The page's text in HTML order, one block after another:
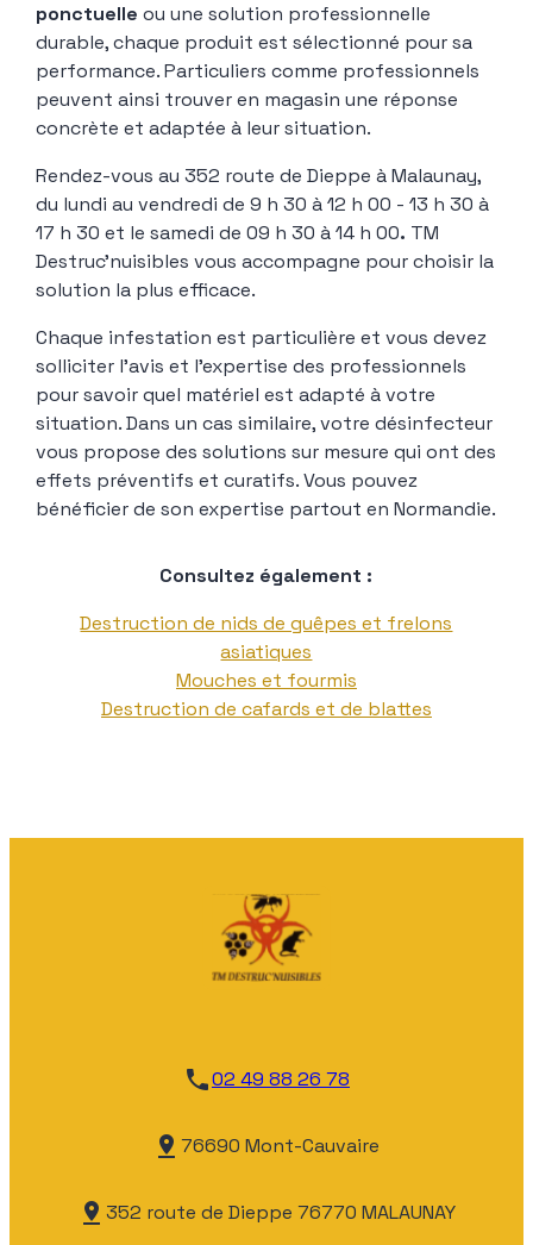
ponctuelle ou une solution professionnelle
durable, chaque produit est sélectionné pour sa
performance. Particuliers comme professionnels
peuvent ainsi trouver en magasin une réponse
concrète et adaptée à leur situation.
Rendez-vous au 352 route de Dieppe à Malaunay,
du lundi au vendredi de 9 h 30 à 12 h 00 - 13 h 30 à
17 h 30 et le samedi de 09 h 30 à 14 h 00. TM
Destruc’nuisibles vous accompagne pour choisir la
solution la plus efficace.
Chaque infestation est particulière et vous devez
solliciter l’avis et l’expertise des professionnels
pour savoir quel matériel est adapté à votre
situation. Dans un cas similaire, votre désinfecteur
vous propose des solutions sur mesure qui ont des
effets préventifs et curatifs. Vous pouvez
bénéficier de son expertise partout en Normandie.
Consultez également :
Destruction de nids de guêpes et frelons
asiatiques
Mouches et fourmis
Destruction de cafards et de blattes
phone02 49 88 26 78
pin_drop76690 Mont-Cauvaire
pin_drop 352 route de Dieppe 76770 MALAUNAY